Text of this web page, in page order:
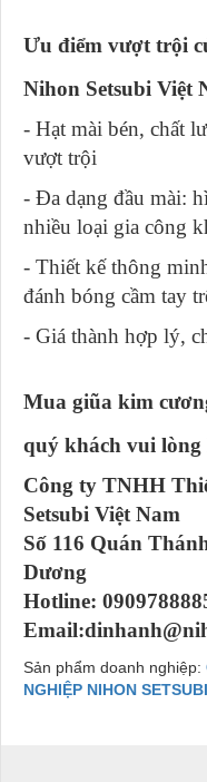
Ưu điểm vượt trội
Nihon Setsubi Việt
- Hạt mài bén, chất
vượt trội
- Đa dạng đầu mài:
nhiều loại gia công
- Thiết kế thông
đánh bóng cầm tay
- Giá thành hợp lý,
Mua giũa kim
quý khách vui lòng
Công ty TNHH
Setsubi Việt Nam
Số 116 Quán
Dương
Hotline:
Sản phẩm doanh nghiệp:
NGHIỆP NIHON